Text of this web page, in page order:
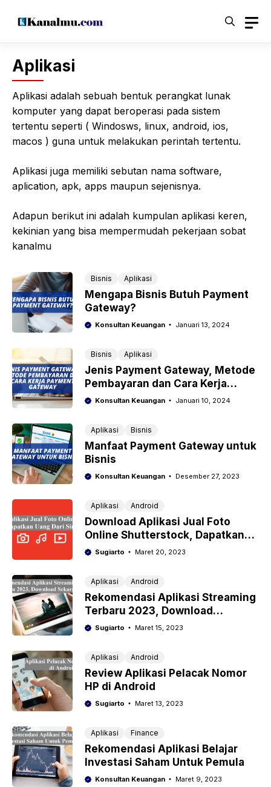
Aplikasi
Aplikasi adalah sebuah bentuk perangkat lunak
komputer yang dapat beroperasi pada sistem
tertentu seperti ( Windosws, linux, android, ios,
macos ) guna untuk melakukan perintah tertentu.
Aplikasi juga memiliki sebutan nama software,
aplication, apk, apps maupun sejenisnya.
Adapun berikut ini adalah kumpulan aplikasi keren,
kekinian yang bisa mempermudah pekerjaan sobat
kanalmu
Bisnis Aplikasi
Mengapa Bisnis Butuh Payment
Gateway?
Konsultan Keuangan Januari 13, 2024
Bisnis Aplikasi
Jenis Payment Gateway, Metode
Pembayaran dan Cara Kerja
Payment Gateway
Konsultan Keuangan Januari 10, 2024
Aplikasi Bisnis
Manfaat Payment Gateway untuk
Bisnis
Konsultan Keuangan Desember 27, 2023
Aplikasi Android
Download Aplikasi Jual Foto
Online Shutterstock, Dapatkan
Uang Dari Sini!
Sugiarto Maret 20, 2023
Aplikasi Android
Rekomendasi Aplikasi Streaming
Terbaru 2023, Download
Sekarang!
Sugiarto Maret 15, 2023
Aplikasi Android
Review Aplikasi Pelacak Nomor
HP di Android
Sugiarto Maret 13, 2023
Aplikasi Finance
Rekomendasi Aplikasi Belajar
Investasi Saham Untuk Pemula
Konsultan Keuangan Maret 9, 2023